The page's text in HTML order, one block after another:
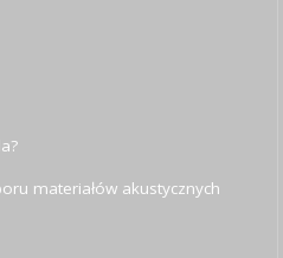
materiałów akustycznych